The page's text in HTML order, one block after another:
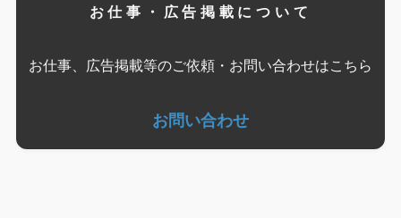
お仕事・広告掲載について
お仕事、広告掲載等のご依頼・お問い合わせはこちら
お問い合わせ